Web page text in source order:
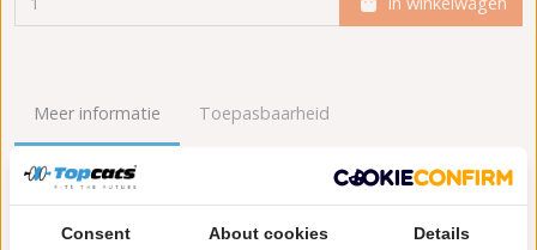
Meer informatie Toepasbaarheid
Origineel nummers
Garantie:2 jaar garantie
Consent About cookies Details